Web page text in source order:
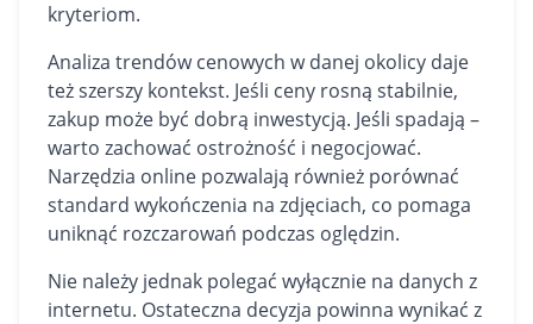
kryteriom.
Analiza trendów cenowych w danej okolicy daje
też szerszy kontekst. Jeśli ceny rosną stabilnie,
zakup może być dobrą inwestycją. Jeśli spadają –
warto zachować ostrożność i negocjować.
Narzędzia online pozwalają również porównać
standard wykończenia na zdjęciach, co pomaga
uniknąć rozczarowań podczas oględzin.
Nie należy jednak polegać wyłącznie na danych z
internetu. Ostateczna decyzja powinna wynikać z